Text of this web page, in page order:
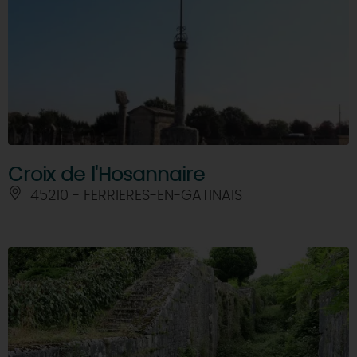
Croix de l'Hosannaire
45210 - FERRIERES-EN-GATINAIS